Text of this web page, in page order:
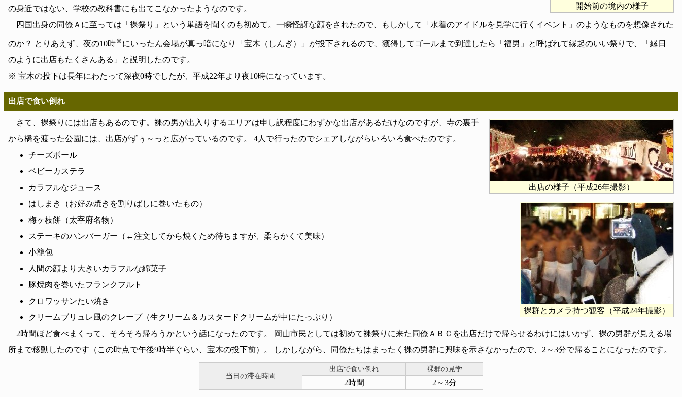
開始前の境内の様子
の身近ではない、学校の教科書にも出てこなかったようなのです。
四国出身の同僚Ａに至っては「裸祭り」という単語を聞くのも初めて。一瞬怪訝な顔をされたので、もしかして「水着のアイドルを見学に行くイベント」のようなものを想像された
のか？ とりあえず、夜の10時※ にいったん会場が真っ暗になり「宝木（しんぎ）」が投下されるので、獲得してゴールまで到達したら「福男」と呼ばれて縁起のいい祭りで、「縁日
のように出店もたくさんある」と説明したのです。
※ 宝木の投下は長年にわたって深夜0時でしたが、平成22年より夜10時になっています。
出店で食い倒れ
出店の様子（平成26年撮影）
さて、裸祭りには出店もあるのです。裸の男が出入りするエリアは申し訳程度にわずかな出店があるだけなのですが、寺の裏手
から橋を渡った公園には、出店がずぅ～っと広がっているのです。 4人で行ったのでシェアしながらいろいろ食べたのです。
裸群とカメラ持つ観客（平成24年撮影）
チーズボール
ベビーカステラ
カラフルなジュース
はしまき（お好み焼きを割りばしに巻いたもの）
梅ヶ枝餅（太宰府名物）
ステーキのハンバーガー（←注文してから焼くため待ちますが、柔らかくて美味）
小籠包
人間の顔より大きいカラフルな綿菓子
豚焼肉を巻いたフランクフルト
クロワッサンたい焼き
クリームブリュレ風のクレープ（生クリーム＆カスタードクリームが中にたっぷり）
2時間ほど食べまくって、そろそろ帰ろうかという話になったのです。 岡山市民としては初めて裸祭りに来た同僚ＡＢＣを出店だけで帰らせるわけにはいかず、裸の男群が見える場
所まで移動したのです（この時点で午後9時半ぐらい、宝木の投下前）。 しかしながら、同僚たちはまったく裸の男群に興味を示さなかったので、2～3分で帰ることになったのです。
当日の滞在時間
出店で食い倒れ 裸群の見学
2時間 2～3分